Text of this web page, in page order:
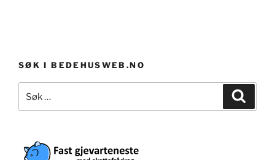
SØK I BEDEHUSWEB.NO
etter: